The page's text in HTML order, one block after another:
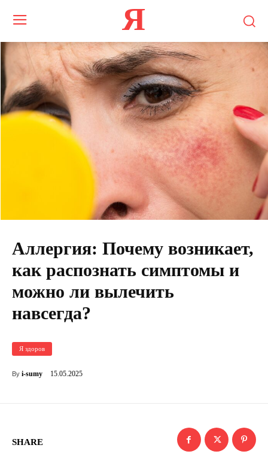
Я
Аллергия: Почему возникает,
как распознать симптомы и
можно ли вылечить
навсегда?
Я здоров
By i-sumy 15.05.2025
SHARE